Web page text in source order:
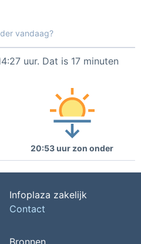
vandaag?
uur. Dat is 17 minuten
20:53 uur zon onder
Infoplaza zakelijk
Contact
Bronnen